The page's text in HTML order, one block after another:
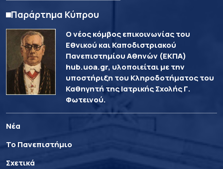
Παράρτημα Κύπρου
Ο νέος κόμβος επικοινωνίας του
Εθνικού και Καποδιστριακού
Πανεπιστημίου Αθηνών (ΕΚΠΑ)
hub.uoa.gr, υλοποιείται με την
υποστήριξη του Κληροδοτήματος του
Καθηγητή της Ιατρικής Σχολής Γ.
Φωτεινού.
Νέα
Το Πανεπιστήμιο
Σχετικά